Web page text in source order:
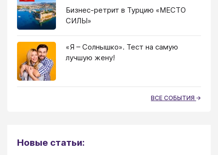
Бизнес-ретрит в Турцию «МЕСТО
СИЛЫ»
«Я – Солнышко». Тест на самую
лучшую жену!
ВСЕ СОБЫТИЯ
Новые статьи: